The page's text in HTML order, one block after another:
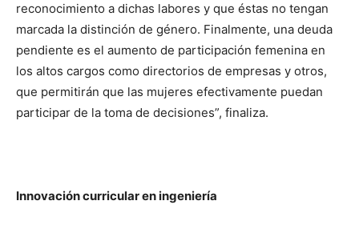
reconocimiento a dichas labores y que éstas no tengan
marcada la distinción de género. Finalmente, una deuda
pendiente es el aumento de participación femenina en
los altos cargos como directorios de empresas y otros,
que permitirán que las mujeres efectivamente puedan
participar de la toma de decisiones”, finaliza.
Innovación curricularen ingeniería